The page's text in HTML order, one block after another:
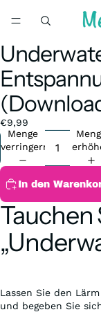
Bild
im
Vollbildmodus
öffnen
€9,99
Menge
verringern
In den
Tauchen
Lassen Sie den
und begeben Sie